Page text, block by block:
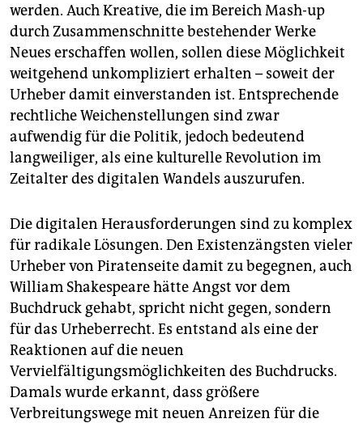
werden. Auch Kreative, die im Bereich Mash-up
durch Zusammenschnitte bestehender Werke
Neues erschaffen wollen, sollen diese Möglichkeit
weitgehend unkompliziert erhalten – soweit der
Urheber damit einverstanden ist. Entsprechende
rechtliche Weichenstellungen sind zwar
aufwendig für die Politik, jedoch bedeutend
langweiliger, als eine kulturelle Revolution im
Zeitalter des digitalen Wandels auszurufen.
Die digitalen Herausforderungen sind zu komplex
für radikale Lösungen. Den Existenzängsten vieler
Urheber von Piratenseite damit zu begegnen, auch
William Shakespeare hätte Angst vor dem
Buchdruck gehabt, spricht nicht gegen, sondern
für das Urheberrecht. Es entstand als eine der
Reaktionen auf die neuen
Vervielfältigungsmöglichkeiten des Buchdrucks.
Damals wurde erkannt, dass größere
Verbreitungswege mit neuen Anreizen für die